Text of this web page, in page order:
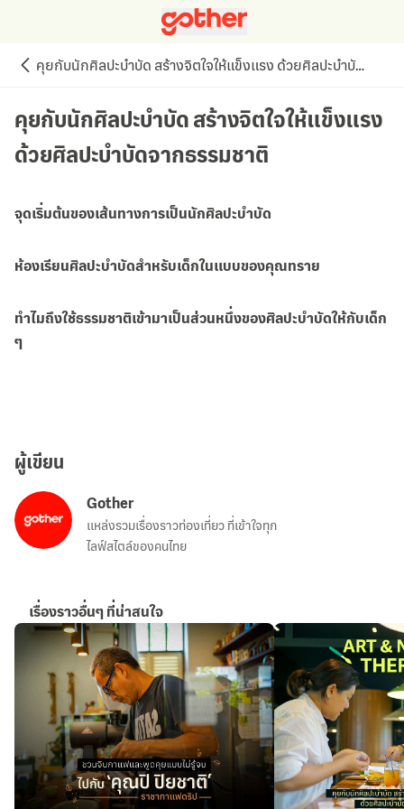
คุยกับนักศิลปะบำบัด สร้างจิตใจให้แข็งแรง ด้วยศิลปะบำบัดจากธรรมชาติ
คุยกับนักศิลปะบำบัด สร้างจิตใจให้แข็งแรง
ด้วยศิลปะบำบัดจากธรรมชาติ
จุดเริ่มต้นของเส้นทางการเป็นนักศิลปะบำบัด
ห้องเรียนศิลปะบำบัดสำหรับเด็กในแบบของคุณทราย
ทำไมถึงใช้ธรรมชาติเข้ามาเป็นส่วนหนึ่งของศิลปะบำบัดให้กับเด็ก
ๆ
ผู้เขียน
Gother
แหล่งรวมเรื่องราวท่องเที่ยว ที่เข้าใจทุก
ไลฟ์สไตล์ของคนไทย
เรื่องราวอื่นๆ ที่น่าสนใจ